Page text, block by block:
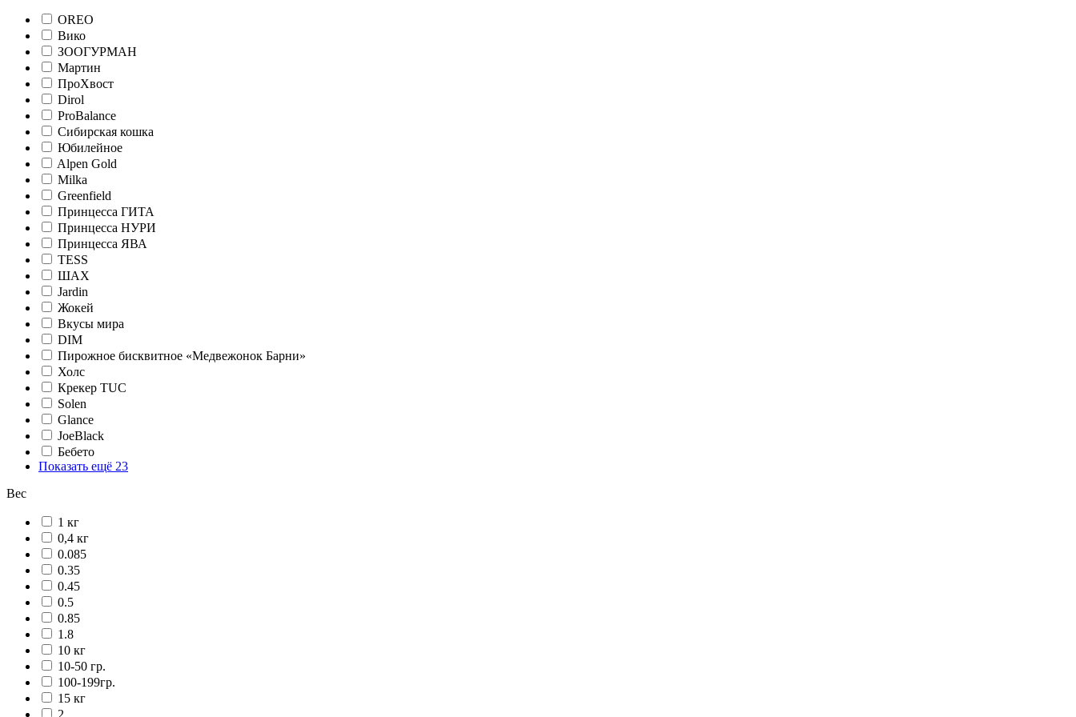
OREO
Вико
ЗООГУРМАН
Мартин
ПроХвост
Dirol
ProBalance
Сибирская кошка
Юбилейное
Alpen Gold
Milka
Greenfield
Принцесса ГИТА
Принцесса НУРИ
Принцесса ЯВА
TESS
ШАХ
Jardin
Жокей
Вкусы мира
DIM
Пирожное бисквитное «Медвежонок Барни»
Холс
Крекер TUC
Solen
Glance
JoeBlack
Бебето
Показать ещё 23
Вес
1 кг
0,4 кг
0.085
0.35
0.45
0.5
0.85
1.8
10 кг
10-50 гр.
100-199гр.
15 кг
2